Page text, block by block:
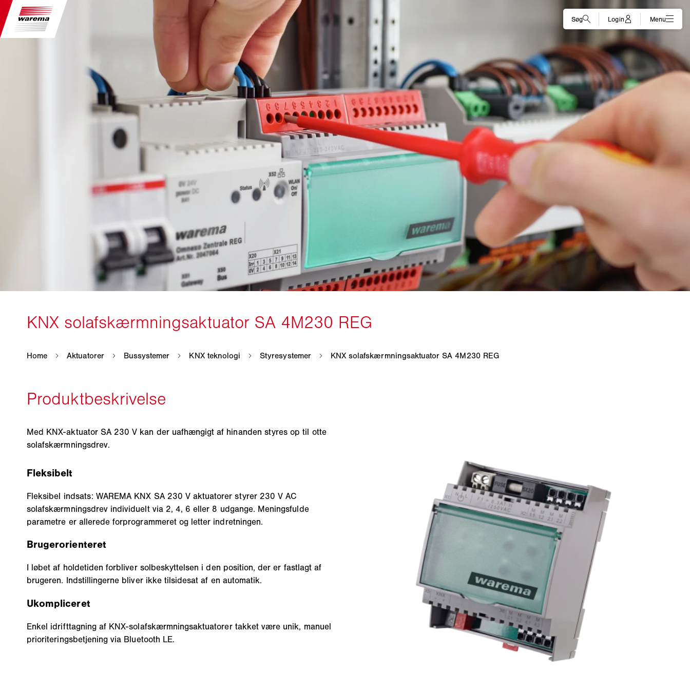
Med KNX-aktuator SA 230 V kan der uafhængigt af hinanden styres op til otte
solafskærmningsdrev.
Fleksibelt
Fleksibel indsats: WAREMA KNX SA 230 V aktuatorer styrer 230 V AC
solafskærmningsdrev individuelt via 2, 4, 6 eller 8 udgange. Meningsfulde
parametre er allerede forprogrammeret og letter indretningen.
Brugerorienteret
I løbet af holdetiden forbliver solbeskyttelsen i den position, der er fastlagt af
brugeren. Indstillingerne bliver ikke tilsidesat af en automatik.
Ukompliceret
Enkel idrifttagning af KNX-solafskærmningsaktuatorer takket være unik, manuel
prioriteringsbetjening via Bluetooth LE.